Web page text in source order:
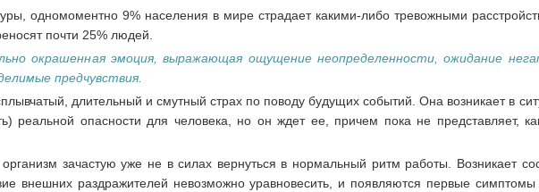
одномоментно 9% населения в мире страдает какими-либо тревожными
почти 25% людей.
окрашенная эмоция, выражающая ощущение неопределенности, ожидание
предчувствия.
длительный и смутный страх по поводу будущих событий. Она возникает в
реальной опасности для человека, но он ждет ее, причем пока не представляет,
зачастую уже не в силах вернуться в нормальный ритм работы. Возникает
внешних раздражителей невозможно уравновесить, и появляются первые симптомы